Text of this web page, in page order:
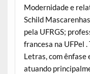
Modernidade e
Schild
pela UFRGS;
francesa na UFPel
Letras, com ênfase
atuando